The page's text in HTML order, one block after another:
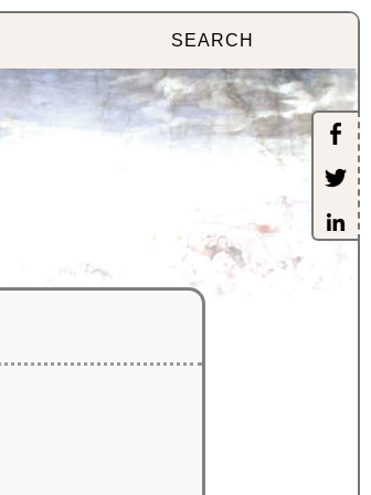
SEARCH